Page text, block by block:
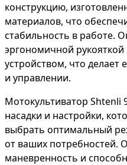
конструкцию,
материалов, что
стабильность в работе.
эргономичной
устройством, что делает
и управлении.
Мотокультиватор Shtenli
насадки и настройки,
выбрать оптимальный
от ваших потребностей.
маневренность и